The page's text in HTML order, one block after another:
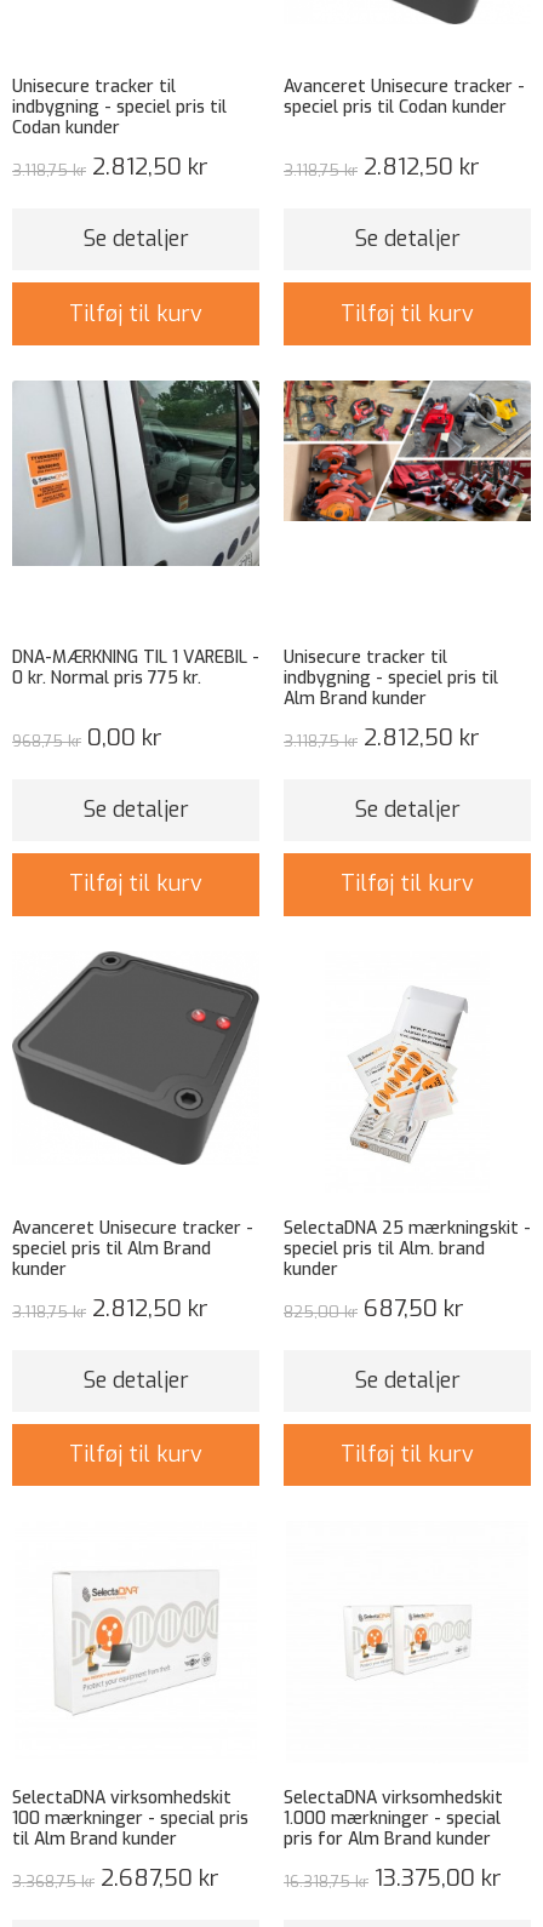
Unisecure tracker til
indbygning - speciel pris til
Codan kunder
2.812,50 kr
3.118,75 kr
Se detaljer
Tilføj til kurv
Avanceret Unisecure tracker -
speciel pris til Codan kunder
2.812,50 kr
3.118,75 kr
Se detaljer
Tilføj til kurv
DNA-MÆRKNING TIL 1 VAREBIL -
0 kr. Normal pris 775 kr.
0,00 kr
968,75 kr
Se detaljer
Tilføj til kurv
Unisecure tracker til
indbygning - speciel pris til
Alm Brand kunder
2.812,50 kr
3.118,75 kr
Se detaljer
Tilføj til kurv
Avanceret Unisecure tracker -
speciel pris til Alm Brand
kunder
2.812,50 kr
3.118,75 kr
Se detaljer
Tilføj til kurv
SelectaDNA 25 mærkningskit -
speciel pris til Alm. brand
kunder
687,50 kr
825,00 kr
Se detaljer
Tilføj til kurv
SelectaDNA virksomhedskit
100 mærkninger - special pris
til Alm Brand kunder
2.687,50 kr
3.368,75 kr
SelectaDNA virksomhedskit
1.000 mærkninger - special
pris for Alm Brand kunder
13.375,00 kr
16.318,75 kr